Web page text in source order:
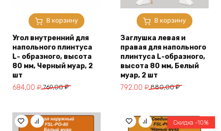
В корзину
Угол внутренний для
напольного плинтуса
L- образного, высота
80 мм, Черный муар, 2
шт
769,00₽
Первоначальная
769,00 ₽.
684,00 ₽
Текущая
В корзину
Заглушка левая и
правая для напольного
плинтуса L-образного,
высота 80 мм, Белый
муар, 2 шт
880,00₽
Первоначальная
880,00 ₽.
792,00 ₽
Текущая
Скидка -10%